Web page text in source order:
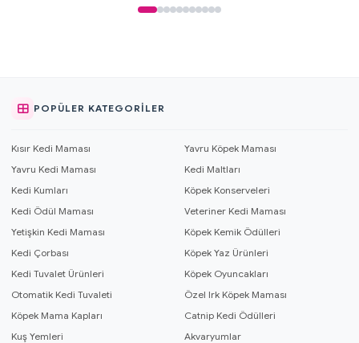
POPÜLER KATEGORILER
Kısır Kedi Maması
Yavru Köpek Maması
Yavru Kedi Maması
Kedi Maltları
Kedi Kumları
Köpek Konserveleri
Kedi Ödül Maması
Veteriner Kedi Maması
Yetişkin Kedi Maması
Köpek Kemik Ödülleri
Kedi Çorbası
Köpek Yaz Ürünleri
Kedi Tuvalet Ürünleri
Köpek Oyuncakları
Otomatik Kedi Tuvaleti
Özel Irk Köpek Maması
Köpek Mama Kapları
Catnip Kedi Ödülleri
Kuş Yemleri
Akvaryumlar